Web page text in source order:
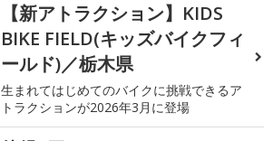
【新アトラクション】KIDS
BIKE FIELD(キッズバイクフィ
ールド)／栃木県
生まれてはじめてのバイクに挑戦できるア
トラクションが2026年3月に登場